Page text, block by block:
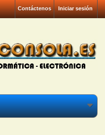
Iniciar sesión
Contáctenos